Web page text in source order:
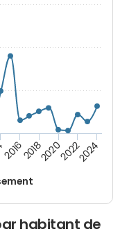
20162018202020222024
habitant de